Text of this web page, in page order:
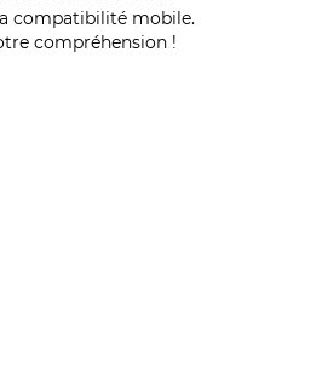
compatibilité mobile.
compréhension !